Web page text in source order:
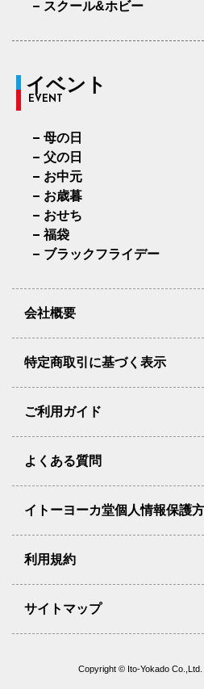
スクール&ホビー
イベント
EVENT
母の日
父の日
お中元
お歳暮
おせち
福袋
ブラックフライデー
会社概要
特定商取引に基づく表示
ご利用ガイド
よくある質問
イトーヨーカ堂個人情報保護
利用規約
サイトマップ
Copyright © Ito-Yokado Co.,Ltd.